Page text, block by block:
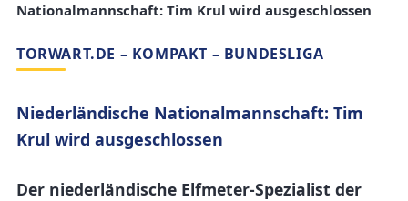
Nationalmannschaft: Tim Krul wird ausgeschlossen
TORWART.DE – KOMPAKT – BUNDESLIGA
Niederländische Nationalmannschaft: Tim
Krul wird ausgeschlossen
Der niederländische Elfmeter-Spezialist der